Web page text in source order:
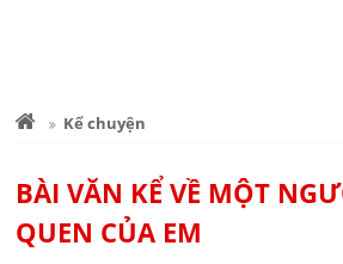
Kể chuyện
BÀI VĂN KỂ VỀ MỘT
QUEN CỦA EM